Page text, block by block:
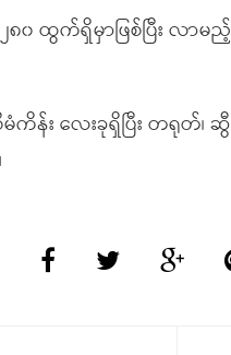
၀ ထွက်ရှိမှာဖြစ်ပြီး လာ
ကိန်း လေးခုရှိပြီး တရုတ်၊